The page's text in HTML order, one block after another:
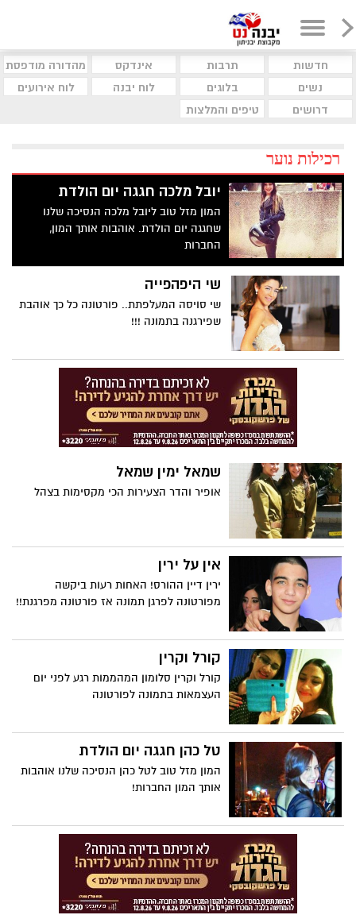
חדשות תרבות אינדקס
מהדורה מודפסת
נשים
בלוגים לוח יבנה
לוח אירועים
דרושים
טיפים והמלצות
רכילות נוער
יובל מלכה חגגה יום הולדת
המון מזל טוב ליובל מלכה הנסיכה שלנו
שחגגה יום הולדת. אוהבות אותך המון,
החברות
שי היפהפייה
שי סויסה המעלפתת.. פורטונה כל כך אוהבת
שפירגנה בתמונה !!!
שמאל ימין שמאל
אופיר והדר הצעירות הכי מקסימות בצהל
אין על ירין
ירין דיין ההורס! האחות רעות ביקשה
מפורטונה לפרגן תמונה אז פורטונה מפרגנת!!
קורל וקרין
קורל וקרין סלומון המהממות רגע לפני יום
העצמאות בתמונה לפורטונה
טל כהן חגגה יום הולדת
המון מזל טוב לטל כהן הנסיכה שלנו אוהבות
אותך המון החברות!